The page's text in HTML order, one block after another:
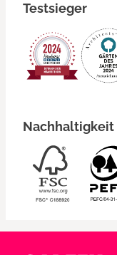
Testsieger
Nachhaltigkeit